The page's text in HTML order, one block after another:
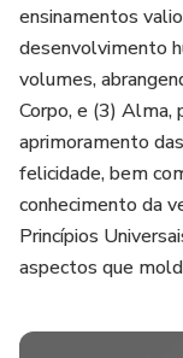
ensinamentos
desenvolvimento
volumes,
Corpo, e (3) Alma,
aprimoramento
felicidade, bem
conhecimento da
Princípios
aspectos que